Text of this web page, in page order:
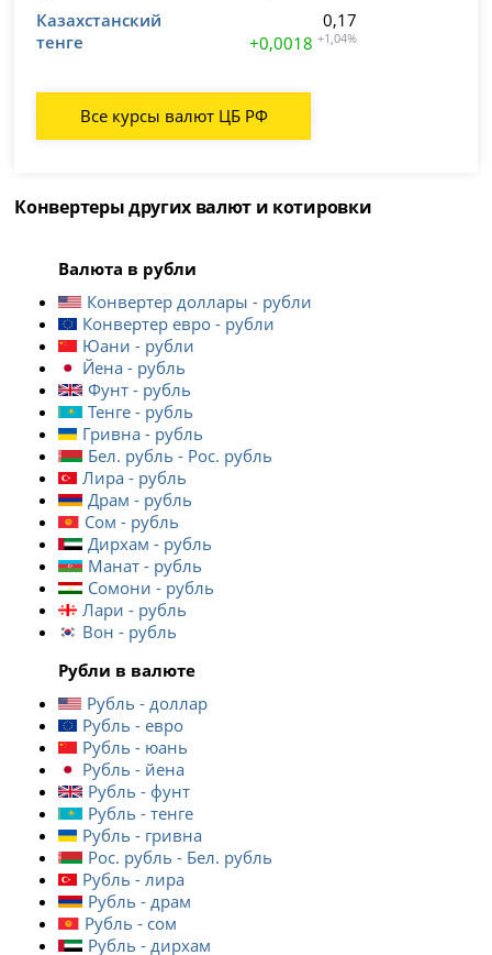
Казахстанский
тенге
0,17
+0,0018 +1,04%
Все курсы валют ЦБ РФ
Конвертеры других валют и котировки
Валюта в рубли
Конвертер доллары - рубли
Конвертер евро - рубли
Юани - рубли
Йена - рубль
Фунт - рубль
Тенге - рубль
Гривна - рубль
Бел. рубль - Рос. рубль
Лира - рубль
Драм - рубль
Сом - рубль
Дирхам - рубль
Манат - рубль
Сомони - рубль
Лари - рубль
Вон - рубль
Рубли в валюте
Рубль - доллар
Рубль - евро
Рубль - юань
Рубль - йена
Рубль - фунт
Рубль - тенге
Рубль - гривна
Рос. рубль - Бел. рубль
Рубль - лира
Рубль - драм
Рубль - сом
Рубль - дирхам